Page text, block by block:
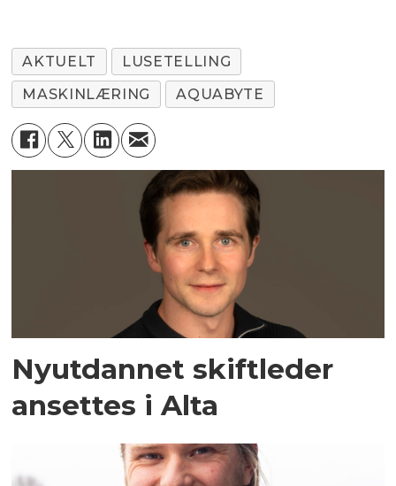
AKTUELT
LUSETELLING
MASKINLÆRING
AQUABYTE
Nyutdannet skiftleder
ansettes i Alta